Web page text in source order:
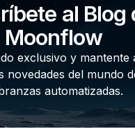
al Blog
Moonflow
exclusivo y mantente
novedades del mundo
automatizadas.